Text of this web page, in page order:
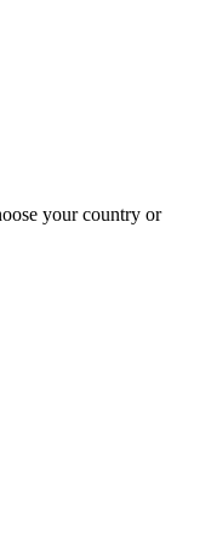
your country or